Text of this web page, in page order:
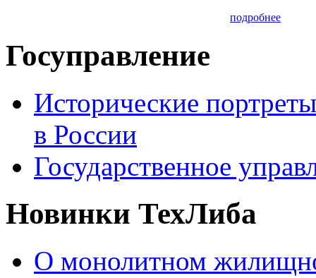
подробнее
Госуправление
Исторические
в России
Государственное
Новинки ТехЛиба
О монолитном